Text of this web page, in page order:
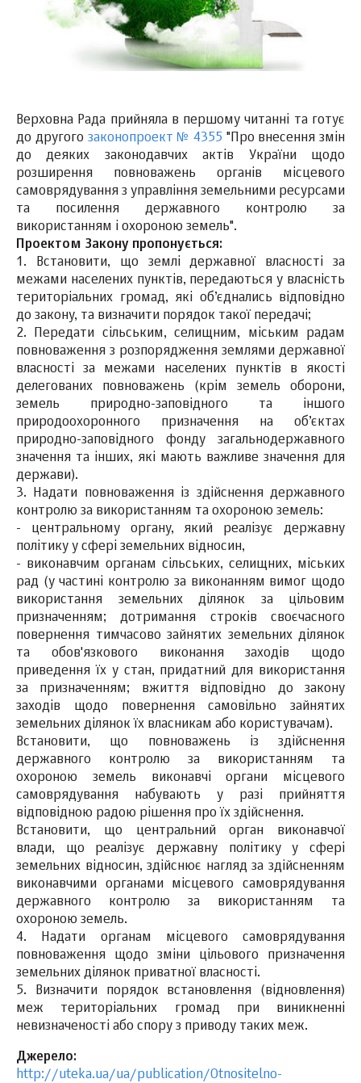
Верховна Рада прийняла в першому читанні та готує
до другого законопроект № 4355 "Про внесення змін
до деяких законодавчих актів України щодо
розширення повноважень органів місцевого
самоврядування з управління земельними ресурсами
та посилення державного контролю за
використанням і охороною земель".
Проектом Закону пропонується:
1. Встановити, що землі державної власності за
межами населених пунктів, передаються у власність
територіальних громад, які об’єднались відповідно
до закону, та визначити порядок такої передачі;
2. Передати сільським, селищним, міським радам
повноваження з розпорядження землями державної
власності за межами населених пунктів в якості
делегованих повноважень (крім земель оборони,
земель природно-заповідного та іншого
природоохоронного призначення на об’єктах
природно-заповідного фонду загальнодержавного
значення та інших, які мають важливе значення для
держави).
3. Надати повноваження із здійснення державного
контролю за використанням та охороною земель:
- центральному органу, який реалізує державну
політику у сфері земельних відносин,
- виконавчим органам сільських, селищних, міських
рад (у частині контролю за виконанням вимог щодо
використання земельних ділянок за цільовим
призначенням; дотримання строків своєчасного
повернення тимчасово зайнятих земельних ділянок
та обов'язкового виконання заходів щодо
приведення їх у стан, придатний для використання
за призначенням; вжиття відповідно до закону
заходів щодо повернення самовільно зайнятих
земельних ділянок їх власникам або користувачам).
Встановити, що повноважень із здійснення
державного контролю за використанням та
охороною земель виконавчі органи місцевого
самоврядування набувають у разі прийняття
відповідною радою рішення про їх здійснення.
Встановити, що центральний орган виконавчої
влади, що реалізує державну політику у сфері
земельних відносин, здійснює нагляд за здійсненням
виконавчими органами місцевого самоврядування
державного контролю за використанням та
охороною земель.
4. Надати органам місцевого самоврядування
повноваження щодо зміни цільового призначення
земельних ділянок приватної власності.
5. Визначити порядок встановлення (відновлення)
меж територіальних громад при виникненні
невизначеності або спору з приводу таких меж.
Джерело:
http://uteka.ua/ua/publication/Otnositelno-